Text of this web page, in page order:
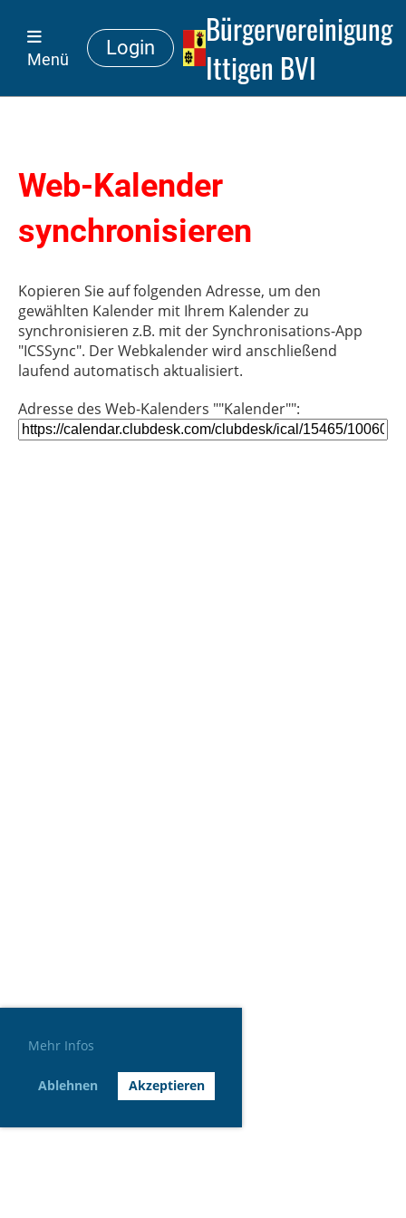
Mehr Infos
Ablehnen Akzeptieren
Bürgervereinigung
Ittigen BVI
Login
Menü
Web-Kalender
synchronisieren
Kopieren Sie auf folgenden Adresse, um den
gewählten Kalender mit Ihrem Kalender zu
synchronisieren z.B. mit der Synchronisations-App
"ICSSync". Der Webkalender wird anschließend
laufend automatisch aktualisiert.
Adresse des Web-Kalenders ""Kalender"":